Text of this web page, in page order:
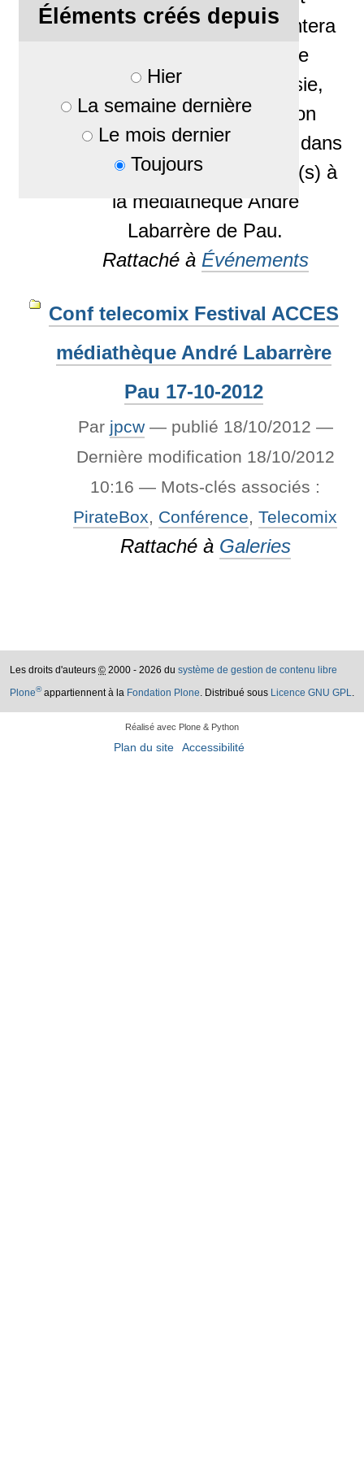
Éléments créés depuis
Hier
La semaine dernière
Le mois dernier
Toujours
membre de Paulla) présentera
les activités récentes de
Telecomix (Egypte, Tunisie,
Syrie...) mais aussi la non
moins fameuse PirateBox, dans
le cadre du Festival Accès(s) à
la médiathèque André
Labarrère de Pau.
Rattaché à Événements
Conf telecomix Festival ACCES
médiathèque André Labarrère
Pau 17-10-2012
Par jpcw — publié 18/10/2012 —
Dernière modification 18/10/2012
10:16— Mots-clés associés :
PirateBox, Conférence,Telecomix
Rattaché à Galeries
Les droits d'auteurs © 2000 - 2026 du système de gestion de contenu libre
Plone®appartiennent à la Fondation Plone. Distribué sous Licence GNU GPL.
Réalisé avec Plone & Python
Plan du site Accessibilité